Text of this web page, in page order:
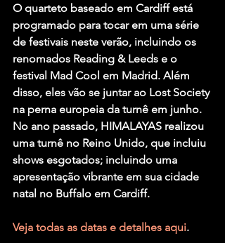
O quarteto baseado em Cardiff está
programado para tocar em uma série
de festivais neste verão, incluindo os
renomados Reading & Leeds e o
festival Mad Cool em Madrid. Além
disso, eles vão se juntar ao Lost Society
na perna europeia da turnê em junho.
No ano passado, HIMALAYAS realizou
uma turnê no Reino Unido, que incluiu
shows esgotados; incluindo uma
apresentação vibrante em sua cidade
natal no Buffalo em Cardiff.
Veja todas as datas e detalhes aqui.